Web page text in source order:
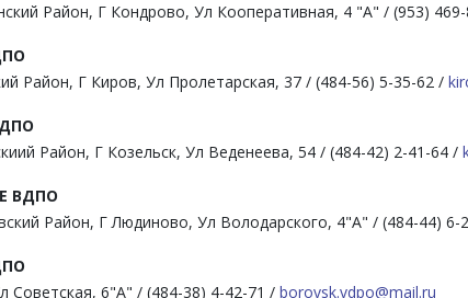
Район, Г Кондрово, Ул Кооперативная, 4 "А" / (953)
Район, Г Киров, Ул Пролетарская, 37 / (484-56) 5-35-62 /
Район, Г Козельск, Ул Веденеева, 54 / (484-42) 2-41-64 /
ВДПО
Район, Г Людиново, Ул Володарского, 4"А" / (484-44) 6-
Советская, 6"А" / (484-38) 4-42-71 / borovsk.vdpo@mail.ru